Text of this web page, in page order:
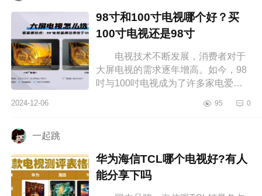
98寸和100寸电视哪个好？买
100寸电视还是98寸
电视技术不断发展，消费者对于
大屏电视的需求逐年增高。如今，98
吋与100吋电视成为了许多家电爱好
寸和100寸电视哪个好？买100寸电视
2024-12-06 95 0
一起跳
华为海信TCL哪个电视好?有人
能分享下吗